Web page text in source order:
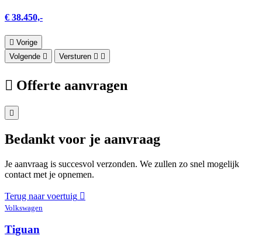
€ 38.450,-
Vorige
Volgende
Versturen
Offerte aanvragen
Bedankt voor je aanvraag
Je aanvraag is succesvol verzonden. We zullen zo snel mogelijk
contact met je opnemen.
Terug naar voertuig
Volkswagen
Tiguan